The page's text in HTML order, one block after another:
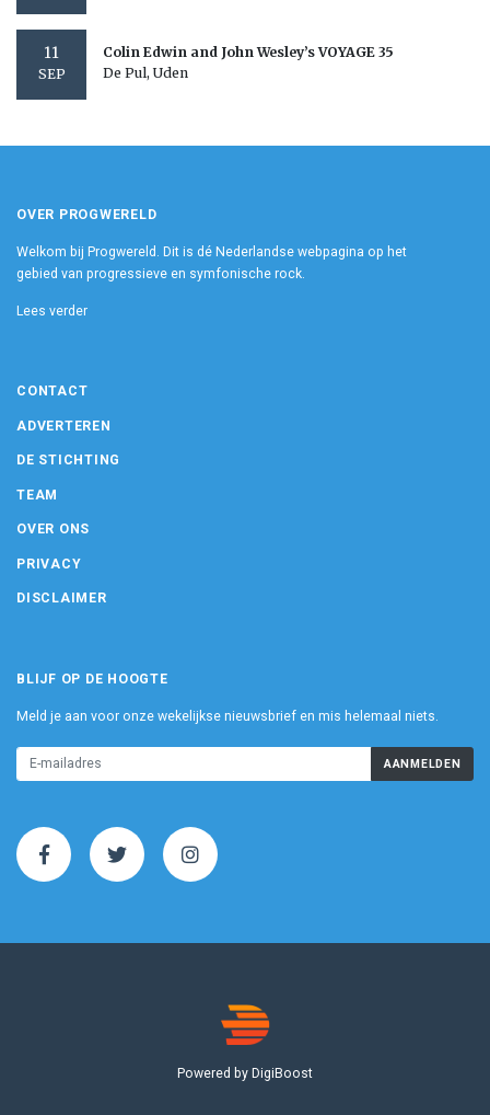
11
SEP
Colin Edwin and John Wesley’s VOYAGE 35
De Pul, Uden
OVER PROGWERELD
Welkom bij Progwereld. Dit is dé Nederlandse webpagina op het
gebied van progressieve en symfonische rock.
Lees verder
CONTACT
ADVERTEREN
DE STICHTING
TEAM
OVER ONS
PRIVACY
DISCLAIMER
BLIJF OP DE HOOGTE
Meld je aan voor onze wekelijkse nieuwsbrief en mis helemaal niets.
AANMELDEN
Powered by DigiBoost